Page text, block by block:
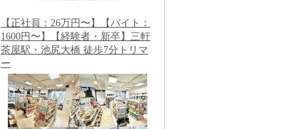
【正社員：26万円〜】【バイト：
1600円〜】【経験者・新卒】三軒
茶屋駅・池尻大橋 徒歩7分トリマ
ー